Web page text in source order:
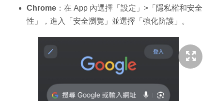
Chrome ：在 App 內選擇「設定」>「隱私權和安全
性」，進入「安全瀏覽」並選擇「強化防護」。